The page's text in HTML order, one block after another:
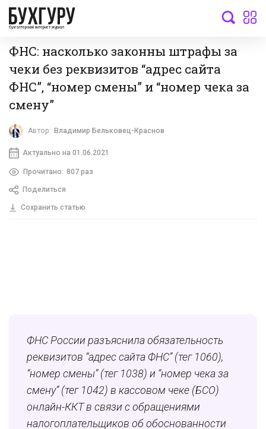
бухгалтерский интернет-журнал
ФНС: насколько законны штрафы за
чеки без реквизитов “адрес сайта
ФНС”, “номер смены” и “номер чека за
смену”
Автор: Владимир Бельковец-Краснов
Актуально на 01.06.2021
Прочитано: 807 раз
Поделиться
Сохранить статью
ФНС России разъяснила обязательность
реквизитов “адрес сайта ФНС”(тег 1060),
“номер смены” (тег 1038) и “номер чека за
смену” (тег 1042) в кассовом чеке (БСО)
онлайн-ККТ в связи собращениями
налогоплательщиков об обоснованности